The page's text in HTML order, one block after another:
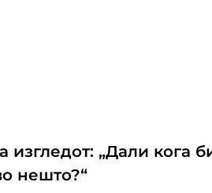
„Дали кога
нешто?“